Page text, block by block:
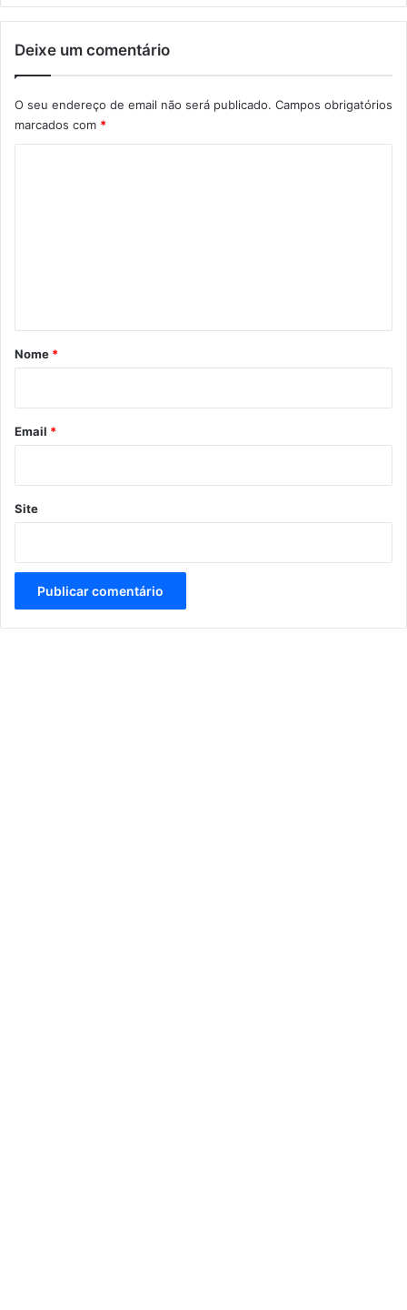
Deixe um comentário
O seu endereço de email não será publicado. Campos obrigatórios
marcados com *
r
*
Nome *
Email *
Site